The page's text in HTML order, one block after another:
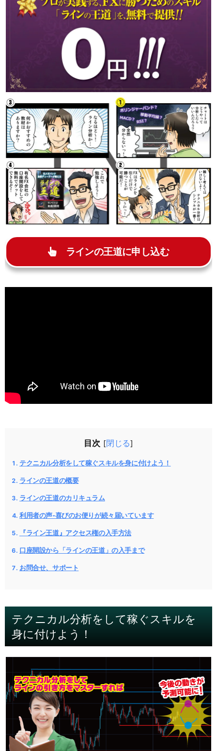
ラインの王道に申し込む
目次 [閉じる]
テクニカル分析をして稼ぐスキルを身に付けよう！
ラインの王道の概要
ラインの王道のカリキュラム
利用者の声-喜びのお便りが続々届いています
『ライン王道』アクセス権の入手方法
口座開設から「ラインの王道」の入手まで
お問合せ、サポート
テクニカル分析をして稼ぐスキルを
身に付けよう！